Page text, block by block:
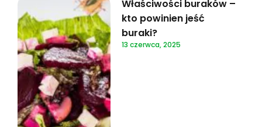
Właściwości buraków –
kto powinien jeść
buraki?
13 czerwca, 2025